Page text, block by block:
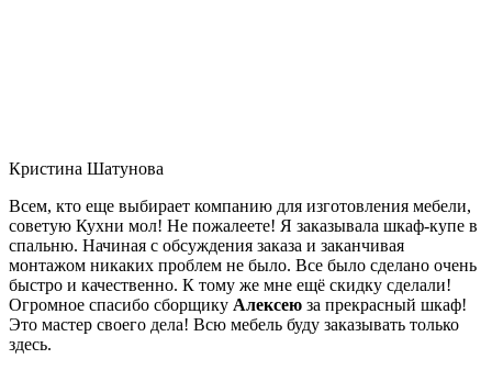
Кристина Шатунова
Всем, кто еще выбирает компанию для изготовления мебели,
советую Кухни мол! Не пожалеете! Я заказывала шкаф-купе в
спальню. Начиная с обсуждения заказа и заканчивая
монтажом никаких проблем не было. Все было сделано очень
быстро и качественно. К тому же мне ещё скидку сделали!
Огромное спасибо сборщику Алексею за прекрасный шкаф!
Это мастер своего дела! Всю мебель буду заказывать только
здесь.